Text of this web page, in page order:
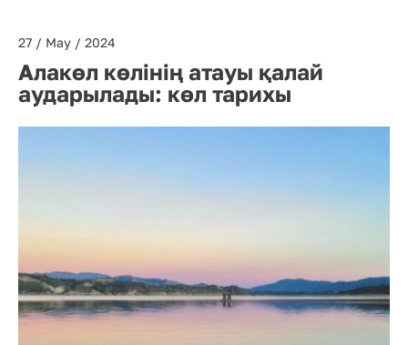
27 / May / 2024
Алакөл көлінің атауы қалай
аударылады: көл тарихы